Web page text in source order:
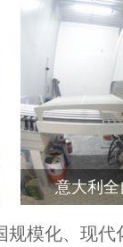
意大利
模化、现代